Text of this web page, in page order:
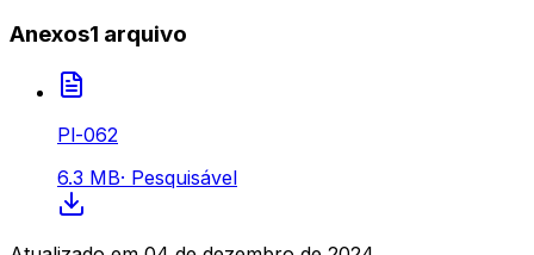
Anexos1 arquivo
Pl-062
6.3 MB· Pesquisável